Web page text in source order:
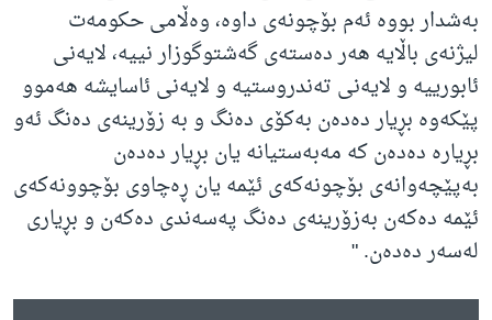
به‌شدار بووه‌ ئه‌م بۆچونه‌ی داوه‌، وه‌ڵامی حکومه‌ت
لیژنه‌ی باڵایه‌ هه‌ر ده‌سته‌ی گه‌شتوگوزار نییه‌، لایه‌نی
ئابورییه‌ و لایه‌نی ته‌ندروستیه‌ و لایه‌نی ئاسایشه‌ هه‌موو
پێکه‌وه‌ بڕیار ده‌ده‌ن به‌کۆی ده‌نگ و به‌ زۆرینه‌ی ده‌نگ ئه‌و
بڕیاره‌ ده‌ده‌ن که‌ مه‌به‌ستیانه‌ یان بڕیار ده‌ده‌ن
به‌پێچه‌وانه‌ی بۆچونه‌که‌ی ئێمه‌ یان ڕه‌چاوی بۆچوونه‌که‌ی
ئێمه‌ ده‌که‌ن به‌زۆرینه‌ی ده‌نگ په‌سه‌ندی ده‌که‌ن و بڕیاری
له‌سه‌ر ده‌ده‌ن. "